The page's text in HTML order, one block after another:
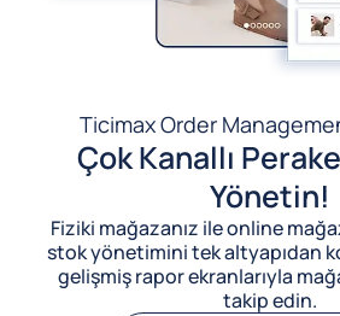
Ticimax Order
Çok Kanallı
Yönetin!
Fiziki mağazanız ile online
stok yönetimini tek altyapıdan
gelişmiş rapor ekranlarıyla
takip edin.